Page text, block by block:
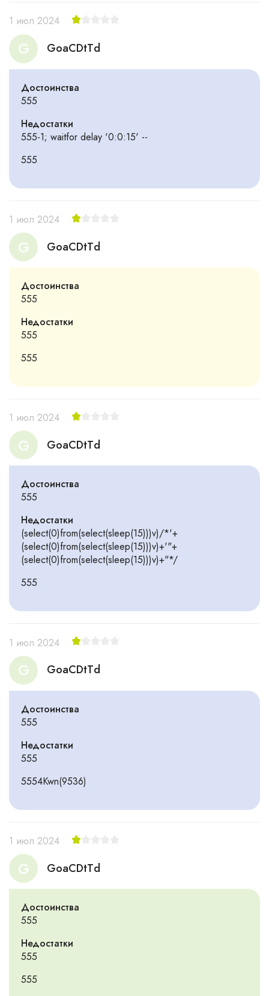
G GoaCDtTd
1 июл 2024
Достоинства
555
Недостатки
555-1; waitfor delay '0:0:15' --
555
G GoaCDtTd
1 июл 2024
Достоинства
555
Недостатки
555
555
G GoaCDtTd
1 июл 2024
Достоинства
555
Недостатки
(select(0)from(select(sleep(15)))v)/*'+
(select(0)from(select(sleep(15)))v)+'"+
(select(0)from(select(sleep(15)))v)+"*/
555
G GoaCDtTd
1 июл 2024
Достоинства
555
Недостатки
555
5554Kwn(9536)
G GoaCDtTd
1 июл 2024
Достоинства
555
Недостатки
555
555